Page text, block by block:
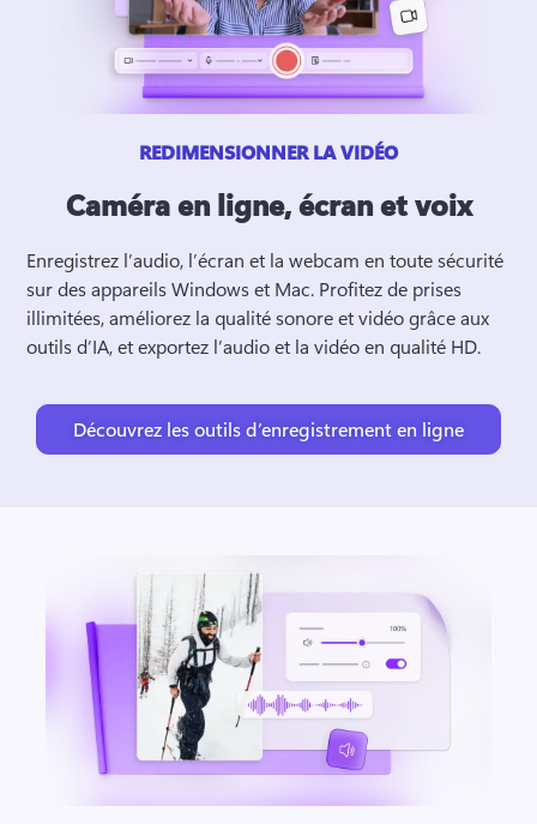
REDIMENSIONNER LA VIDÉO
Caméra en ligne, écran et voix
Enregistrez l’audio, l’écran et la webcam en toute sécurité
sur des appareils Windows et Mac. Profitez de prises
illimitées, améliorez la qualité sonore et vidéo grâce aux
outils d’IA, et exportez l’audio et la vidéo en qualité HD.
Découvrez les outils d’enregistrement en ligne